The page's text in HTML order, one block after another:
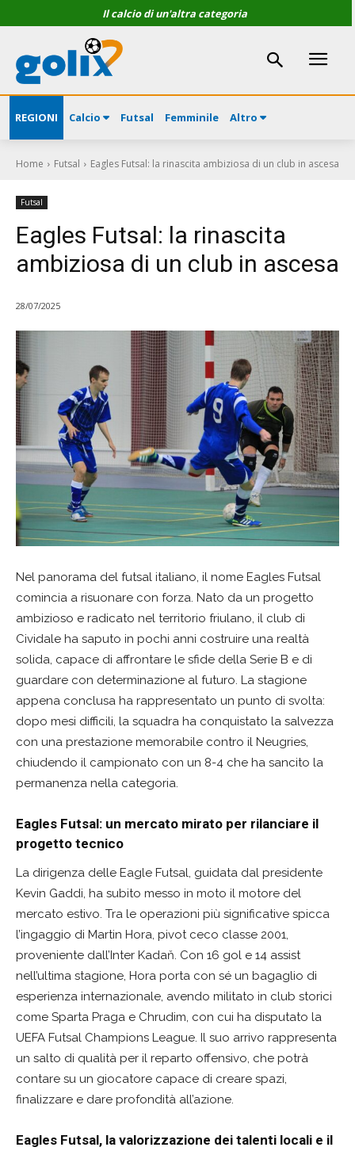
Il calcio di un'altra categoria
REGIONI Calcio Futsal Femminile Altro
Home Futsal Eagles Futsal: la rinascita ambiziosa di un club in ascesa
Futsal
Eagles Futsal: la rinascita
ambiziosa di un club in ascesa
28/07/2025
Nel panorama del futsal italiano, il nome Eagles Futsal
comincia a risuonare con forza. Nato da un progetto
ambizioso e radicato nel territorio friulano, il club di
Cividale ha saputo in pochi anni costruire una realtà
solida, capace di affrontare le sfide della Serie B e di
guardare con determinazione al futuro. La stagione
appena conclusa ha rappresentato un punto di svolta:
dopo mesi difficili, la squadra ha conquistato la salvezza
con una prestazione memorabile contro il Neugries,
chiudendo il campionato con un 8-4 che ha sancito la
permanenza nella categoria.
Eagles Futsal: un mercato mirato per rilanciare il
progetto tecnico
La dirigenza delle Eagle Futsal, guidata dal presidente
Kevin Gaddi, ha subito messo in moto il motore del
mercato estivo. Tra le operazioni più significative spicca
l’ingaggio di Martin Hora, pivot ceco classe 2001,
proveniente dall’Inter Kadaň. Con 16 gol e 14 assist
nell’ultima stagione, Hora porta con sé un bagaglio di
esperienza internazionale, avendo militato in club storici
come Sparta Praga e Chrudim, con cui ha disputato la
UEFA Futsal Champions League. Il suo arrivo rappresenta
un salto di qualità per il reparto offensivo, che potrà
contare su un giocatore capace di creare spazi,
finalizzare e dare profondità all’azione.
Eagles Futsal, la valorizzazione dei talenti locali e il